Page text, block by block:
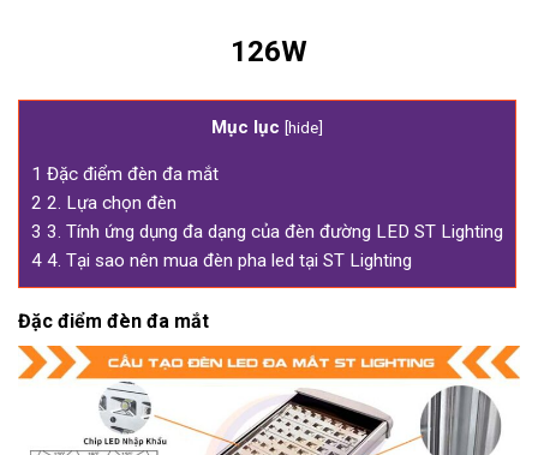
126W
Mục lục [hide]
1 Đặc điểm đèn đa mắt
2 2. Lựa chọn đèn
3 3. Tính ứng dụng đa dạng của đèn đường LED ST Lighting
4 4. Tại sao nên mua đèn pha led tại ST Lighting
Đặc điểm đèn đa mắt